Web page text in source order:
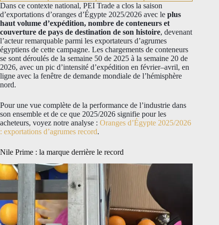
Dans ce contexte national, PEI Trade a clos la saison
d’exportations d’oranges d’Égypte 2025/2026 avec le plus
haut volume d’expédition, nombre de conteneurs et
couverture de pays de destination de son histoire, devenant
l’acteur remarquable parmi les exportateurs d’agrumes
égyptiens de cette campagne. Les chargements de conteneurs
se sont déroulés de la semaine 50 de 2025 à la semaine 20 de
2026, avec un pic d’intensité d’expédition en février–avril, en
ligne avec la fenêtre de demande mondiale de l’hémisphère
nord.
Pour une vue complète de la performance de l’industrie dans
son ensemble et de ce que 2025/2026 signifie pour les
acheteurs, voyez notre analyse : Oranges d’Égypte 2025/2026
: exportations d’agrumes record.
Nile Prime : la marque derrière le record